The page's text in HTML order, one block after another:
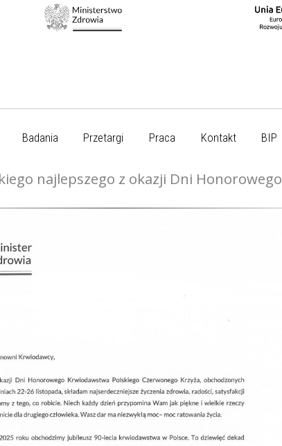
Badania Przetargi Praca Kontakt BIP
najlepszego z okazji Dni Honorowego